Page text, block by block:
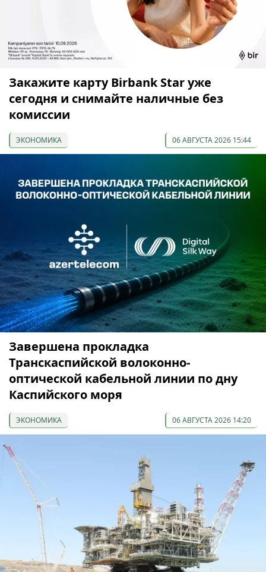
Закажите карту Birbank Star уже
сегодня и снимайте наличные без
комиссии
ЭКОНОМИКА 06 АВГУСТА 2026 15:44
Завершена прокладка
Транскаспийской волоконно-
оптической кабельной линии по дну
Каспийского моря
ЭКОНОМИКА 06 АВГУСТА 2026 14:20